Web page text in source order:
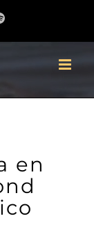
Spotify
en